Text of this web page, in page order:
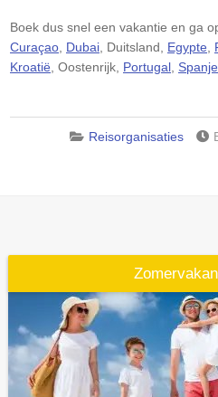
Boek dus snel een vakantie en ga
Curaçao, Dubai, Duitsland, Egypte,
Kroatië, Oostenrijk, Portugal, Spanje
Reisorganisaties